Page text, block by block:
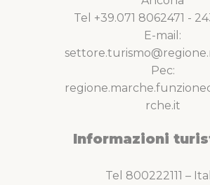
Tel +39.071 8062471 -
E-mail:
Pec:
rche.it
Informazioni
Tel 800222111 –